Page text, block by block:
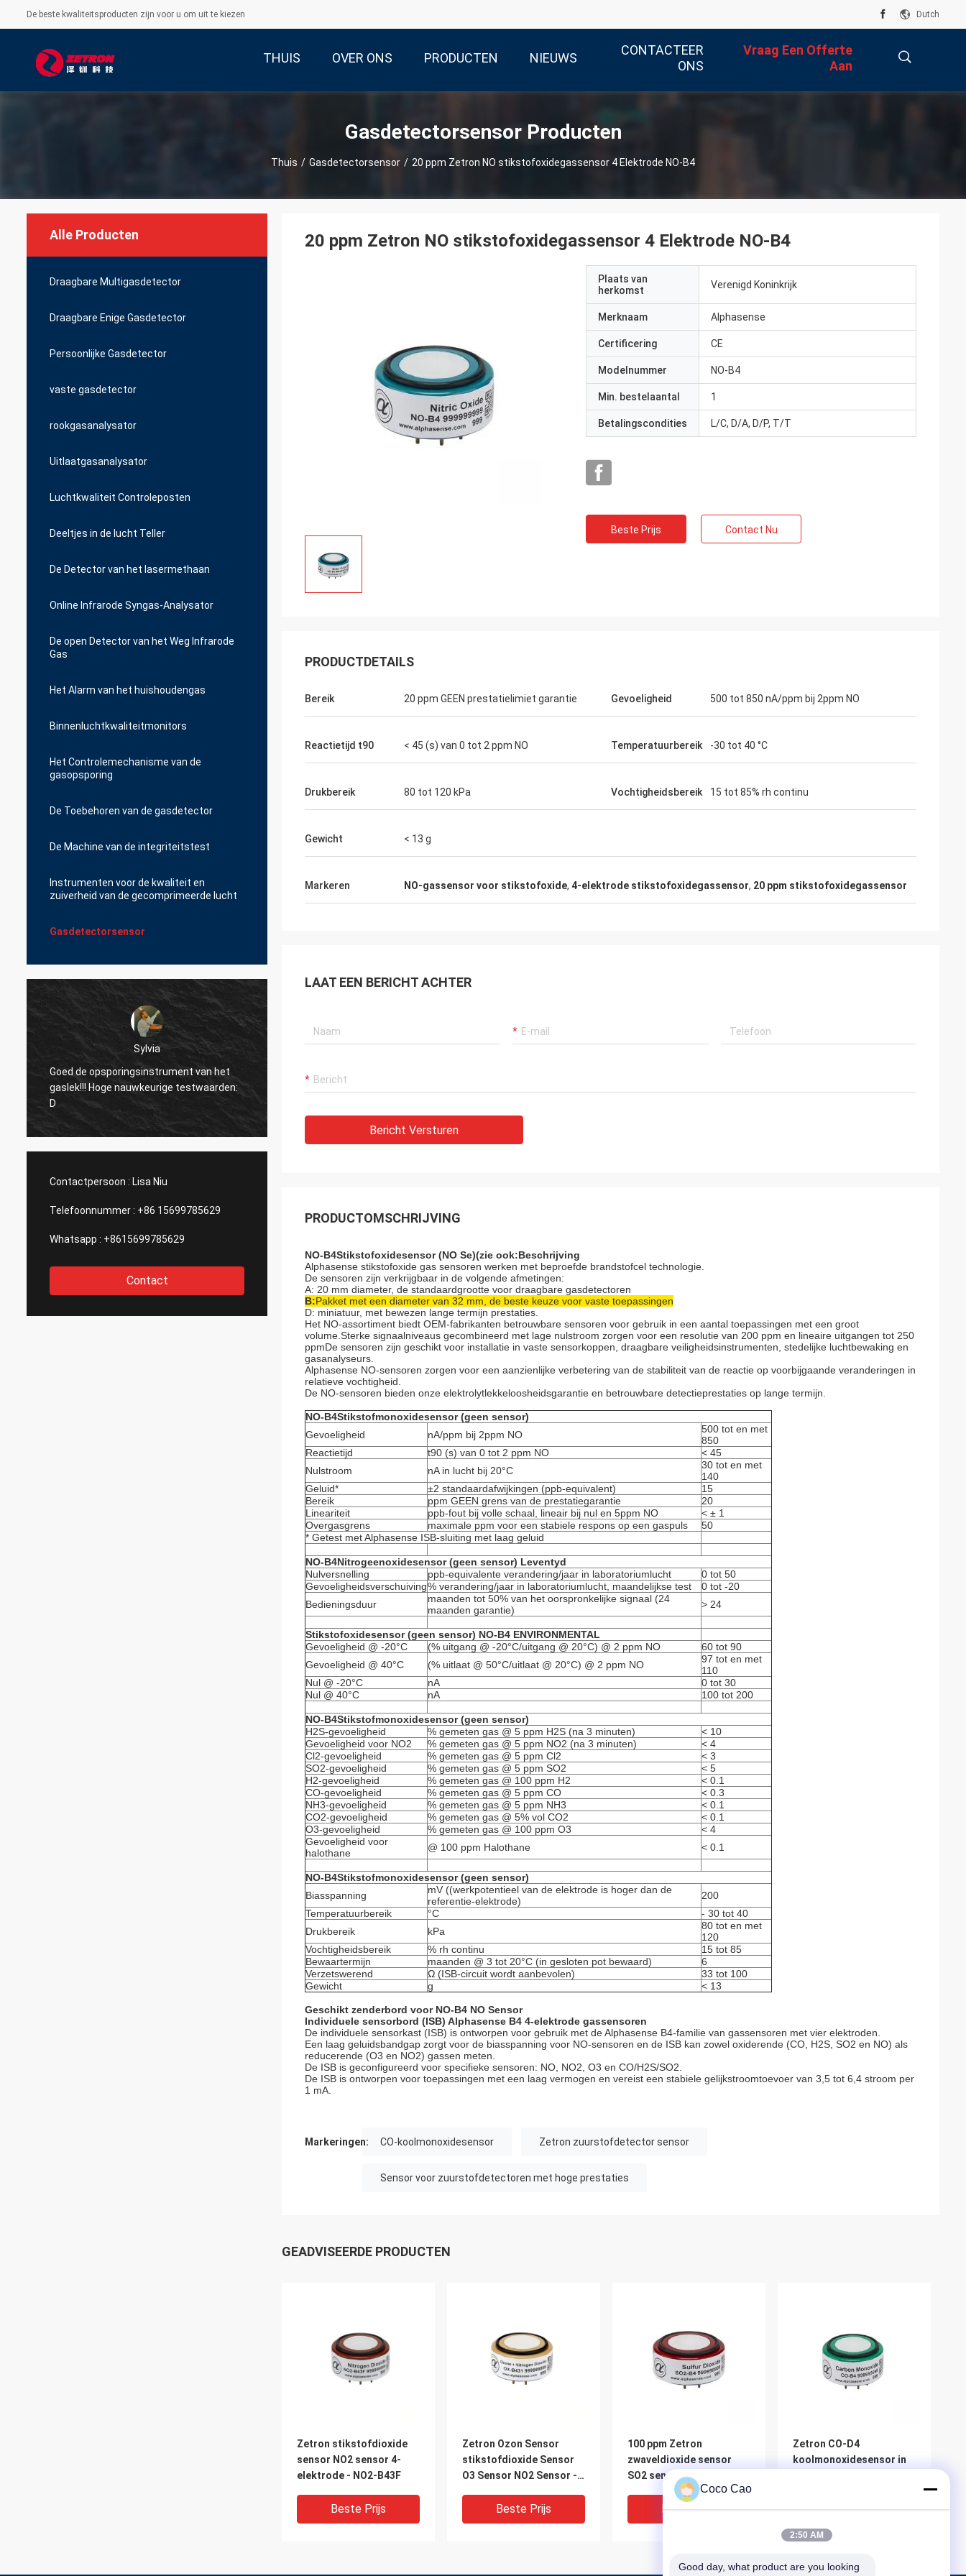
De beste kwaliteitsproducten zijn voor u om uit te kiezen Dutch
THUIS OVER ONS PRODUCTEN NIEUWS
CONTACTEER
ONS
Vraag Een Offerte
Aan
Gasdetectorsensor Producten
Thuis / Gasdetectorsensor / 20 ppm Zetron NO stikstofoxidegassensor 4 Elektrode NO-B4
Alle Producten
Draagbare Multigasdetector
Draagbare Enige Gasdetector
Persoonlijke Gasdetector
vaste gasdetector
rookgasanalysator
Uitlaatgasanalysator
Luchtkwaliteit Controleposten
Deeltjes in de lucht Teller
De Detector van het lasermethaan
Online Infrarode Syngas-Analysator
De open Detector van het Weg Infrarode
Gas
Het Alarm van het huishoudengas
Binnenluchtkwaliteitmonitors
Het Controlemechanisme van de
gasopsporing
De Toebehoren van de gasdetector
De Machine van de integriteitstest
Instrumenten voor de kwaliteit en
zuiverheid van de gecomprimeerde lucht
Gasdetectorsensor
Sylvia
Goed de opsporingsinstrument van het
gaslek!!! Hoge nauwkeurige testwaarden:
D
een installatie van de
aluminiumuitsmelting in Mexico en ik werd
laserapparaat van uw bedrijf.
Contactpersoon : Lisa Niu
Telefoonnummer : +86 15699785629
Whatsapp : +8615699785629
Contact
20 ppm Zetron NO stikstofoxidegassensor 4 Elektrode NO-B4
Plaats van
herkomst
Verenigd Koninkrijk
Merknaam Alphasense
Certificering CE
Modelnummer NO-B4
Min. bestelaantal 1
Betalingscondities L/C, D/A, D/P, T/T
Beste Prijs Contact Nu
PRODUCTDETAILS
Bereik 20 ppm GEEN prestatielimiet garantie Gevoeligheid 500 tot 850 nA/ppm bij 2ppm NO
Reactietijd t90 < 45 (s) van 0 tot 2 ppm NO Temperatuurbereik -30 tot 40 °C
Drukbereik 80 tot 120 kPa Vochtigheidsbereik 15 tot 85% rh continu
Gewicht < 13 g
Markeren NO-gassensor voor stikstofoxide, 4-elektrode stikstofoxidegassensor, 20 ppm stikstofoxidegassensor
LAAT EEN BERICHT ACHTER
Bericht Versturen
PRODUCTOMSCHRIJVING
NO-B4Stikstofoxidesensor (NO Se)(zie ook:Beschrijving
Alphasense stikstofoxide gas sensoren werken met beproefde brandstofcel technologie.
De sensoren zijn verkrijgbaar in de volgende afmetingen:
A: 20 mm diameter, de standaardgrootte voor draagbare gasdetectoren
B:Pakket met een diameter van 32 mm, de beste keuze voor vaste toepassingen
D: miniatuur, met bewezen lange termijn prestaties.
Het NO-assortiment biedt OEM-fabrikanten betrouwbare sensoren voor gebruik in een aantal toepassingen met een groot
volume.Sterke signaalniveaus gecombineerd met lage nulstroom zorgen voor een resolutie van 200 ppm en lineaire uitgangen tot 250
ppmDe sensoren zijn geschikt voor installatie in vaste sensorkoppen, draagbare veiligheidsinstrumenten, stedelijke luchtbewaking en
gasanalyseurs.
Alphasense NO-sensoren zorgen voor een aanzienlijke verbetering van de stabiliteit van de reactie op voorbijgaande veranderingen in
relatieve vochtigheid.
De NO-sensoren bieden onze elektrolytlekkeloosheidsgarantie en betrouwbare detectieprestaties op lange termijn.
NO-B4Stikstofmonoxidesensor (geen sensor)
Gevoeligheid
nA/ppm bij 2ppm NO
500 tot en met
850
Reactietijd
t90 (s) van 0 tot 2 ppm NO
< 45
Nulstroom
nA in lucht bij 20°C
30 tot en met
140
Geluid*
±2 standaardafwijkingen (ppb-equivalent)
15
Bereik
ppm GEEN grens van de prestatiegarantie
20
Lineariteit
ppb-fout bij volle schaal, lineair bij nul en 5ppm NO
< ± 1
Overgasgrens
maximale ppm voor een stabiele respons op een gaspuls
50
* Getest met Alphasense ISB-sluiting met laag geluid
NO-B4Nitrogeenoxidesensor (geen sensor) Leventyd
Nulversnelling
ppb-equivalente verandering/jaar in laboratoriumlucht
0 tot 50
Gevoeligheidsverschuiving% verandering/jaar in laboratoriumlucht, maandelijkse test
0 tot -20
Bedieningsduur
maanden tot 50% van het oorspronkelijke signaal (24
maanden garantie)
> 24
Stikstofoxidesensor (geen sensor) NO-B4 ENVIRONMENTAL
Gevoeligheid @ -20°C
(% uitgang @ -20°C/uitgang @ 20°C) @ 2 ppm NO
60 tot 90
Gevoeligheid @ 40°C
(% uitlaat @ 50°C/uitlaat @ 20°C) @ 2 ppm NO
97 tot en met
110
Nul @ -20°C
nA
0 tot 30
Nul @ 40°C
nA 100 tot 200
NO-B4Stikstofmonoxidesensor (geen sensor)
H2S-gevoeligheid
% gemeten gas @ 5 ppm H2S (na 3 minuten)
< 10
Gevoeligheid voor NO2
% gemeten gas @ 5 ppm NO2 (na 3 minuten)
< 4
Cl2-gevoeligheid
% gemeten gas @ 5 ppm Cl2
< 3
SO2-gevoeligheid
% gemeten gas @ 5 ppm SO2
< 5
H2-gevoeligheid
% gemeten gas @ 100 ppm H2
< 0.1
CO-gevoeligheid
% gemeten gas @ 5 ppm CO
< 0.3
NH3-gevoeligheid
% gemeten gas @ 5 ppm NH3
< 0.1
CO2-gevoeligheid
% gemeten gas @ 5% vol CO2
< 0.1
O3-gevoeligheid
% gemeten gas @ 100 ppm O3
< 4
Gevoeligheid voor
halothane
@ 100 ppm Halothane < 0.1
NO-B4Stikstofmonoxidesensor (geen sensor)
Biasspanning
mV ((werkpotentieel van de elektrode is hoger dan de
referentie-elektrode)
200
Temperatuurbereik
°C
- 30 tot 40
Drukbereik
kPa
80 tot en met
120
Vochtigheidsbereik
% rh continu
15 tot 85
Bewaartermijn
maanden @ 3 tot 20°C (in gesloten pot bewaard)
6
Verzetswerend
Ω (ISB-circuit wordt aanbevolen)
33 tot 100
Gewicht
g < 13
Geschikt zenderbord voor NO-B4 NO Sensor
Individuele sensorbord (ISB) Alphasense B4 4-elektrode gassensoren
De individuele sensorkast (ISB) is ontworpen voor gebruik met de Alphasense B4-familie van gassensoren met vier elektroden.
Een laag geluidsbandgap zorgt voor de biasspanning voor NO-sensoren en de ISB kan zowel oxiderende (CO, H2S, SO2 en NO) als
reducerende (O3 en NO2) gassen meten.
De ISB is geconfigureerd voor specifieke sensoren: NO, NO2, O3 en CO/H2S/SO2.
De ISB is ontworpen voor toepassingen met een laag vermogen en vereist een stabiele gelijkstroomtoevoer van 3,5 tot 6,4 stroom per
1 mA.
Markeringen: CO-koolmonoxidesensor Zetron zuurstofdetector sensor
Sensor voor zuurstofdetectoren met hoge prestaties
GEADVISEERDE PRODUCTEN
Zetron stikstofdioxide
sensor NO2 sensor 4-
elektrode - NO2-B43F
Beste Prijs
Zetron Ozon Sensor
stikstofdioxide Sensor
O3 Sensor NO2 Sensor -
Beste Prijs
100 ppm Zetron
zwaveldioxide sensor
SO2 sensor 4-elektrode
SO2-B4 lichtgewicht
Beste Prijs
Zetron CO-D4
koolmonoxidesensor in
Beste Prijs
Coco Cao
2:50 AM
Good day, what product are you looking